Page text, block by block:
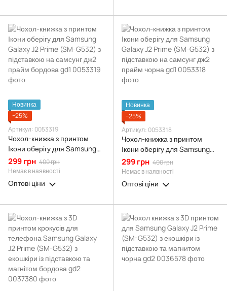
Новинка
−25%
Артикул: 0053319
Чохол-книжка з принтом
Ікони оберігу для Samsung
Galaxy J2 Prime (SM-G532) з
підставкою на самсунг дж2
прайм бордова gd1
299 грн 400 грн
Немає в наявності
Оптові ціни
Новинка
−25%
Артикул: 0053318
Чохол-книжка з принтом
Ікони оберігу для Samsung
Galaxy J2 Prime (SM-G532) з
підставкою на самсунг дж2
прайм чорна gd1
299 грн 400 грн
Немає в наявності
Оптові ціни